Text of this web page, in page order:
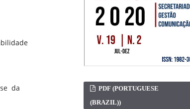
da
PDF (PORTUGUESE
(BRAZIL))